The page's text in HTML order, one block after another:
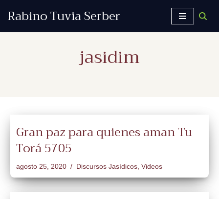
Rabino Tuvia Serber
jasidim
Gran paz para quienes aman Tu
Torá 5705
agosto 25, 2020 Discursos Jasídicos, Videos